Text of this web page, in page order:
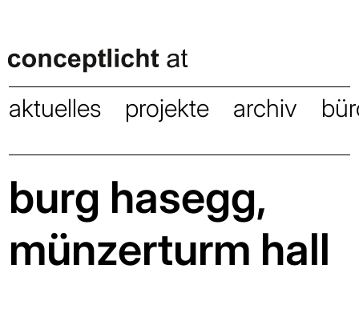
aktuelles projekte archiv
burg hasegg,
münzerturm hall